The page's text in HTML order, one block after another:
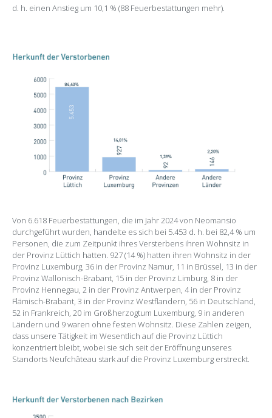
d. h. einen Anstieg um 10,1 % (88 Feuerbestattungen mehr).
Von 6.618 Feuerbestattungen, die im Jahr 2024 von Neomansio
durchgeführt wurden, handelte es sich bei 5.453 d. h. bei 82,4 % um
Personen, die zum Zeitpunkt ihres Versterbens ihren Wohnsitz in
der Provinz Lüttich hatten. 927 (14 %) hatten ihren Wohnsitz in der
Provinz Luxemburg, 36 in der Provinz Namur, 11 in Brüssel, 13 in der
Provinz Wallonisch-Brabant, 15 in der Provinz Limburg, 8 in der
Provinz Hennegau, 2 in der Provinz Antwerpen, 4 in der Provinz
Flämisch-Brabant, 3 in der Provinz Westflandern, 56 in Deutschland,
52 in Frankreich, 20 im Großherzogtum Luxemburg, 9 in anderen
Ländern und 9 waren ohne festen Wohnsitz. Diese Zahlen zeigen,
dass unsere Tätigkeit im Wesentlich auf die Provinz Lüttich
konzentriert bleibt, wobei sie sich seit der Eröffnung unseres
Standorts Neufchâteau stark auf die Provinz Luxemburg erstreckt.